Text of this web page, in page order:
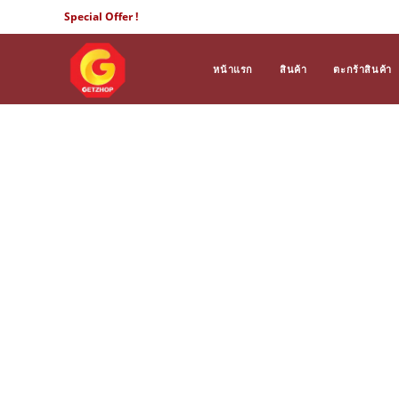
to
Special Offer !
หน้าแรก สินค้า ตะกร้าสินค้า